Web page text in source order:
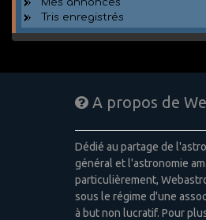
Tris enregistrés
A propos de
Dédié au partage de
général et l'astronomie
particulièrement,
sous le régime d'une
à but non lucratif. Pour